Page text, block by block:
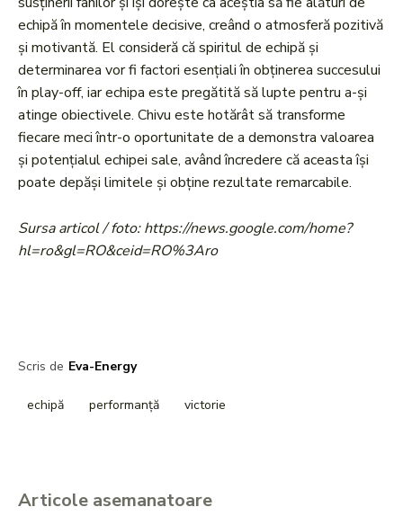
echipă în momentele decisive, creând o atmosferă pozitivă
și motivantă. El consideră că spiritul de echipă și
determinarea vor fi factori esențiali în obținerea succesului
în play-off, iar echipa este pregătită să lupte pentru a-și
atinge obiectivele. Chivu este hotărât să transforme
fiecare meci într-o oportunitate de a demonstra valoarea
și potențialul echipei sale, având încredere că aceasta își
poate depăși limitele și obține rezultate remarcabile.
Sursa articol / foto: https://news.google.com/home?
hl=ro&gl=RO&ceid=RO%3Aro
Scris de Eva-Energy
echipă performanță victorie
Articole asemanatoare